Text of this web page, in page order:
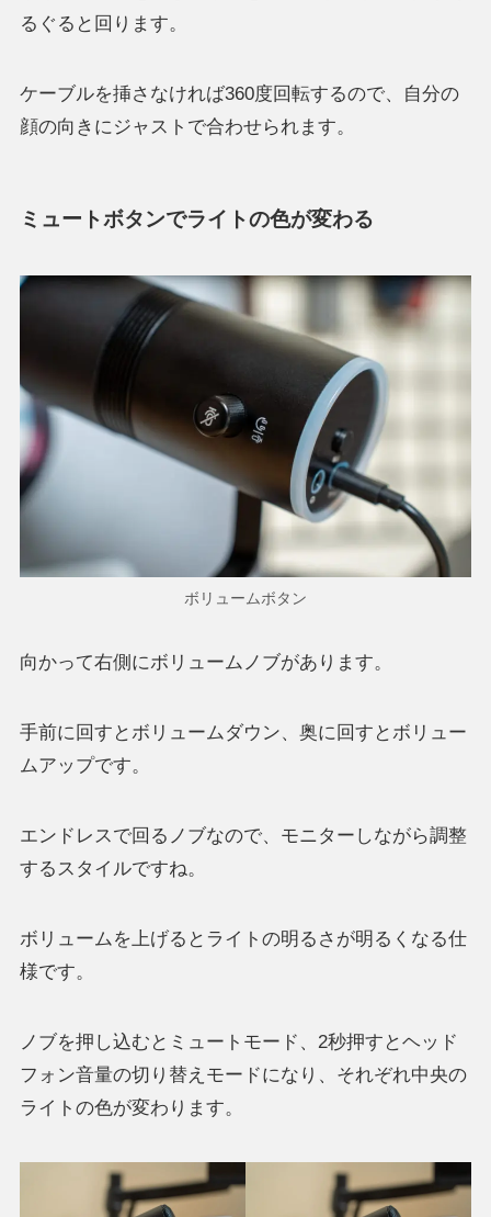
るぐると回ります。
ケーブルを挿さなければ360度回転するので、自分の
顔の向きにジャストで合わせられます。
ミュートボタンでライトの色が変わる
ボリュームボタン
向かって右側にボリュームノブがあります。
手前に回すとボリュームダウン、奥に回すとボリュー
ムアップです。
エンドレスで回るノブなので、モニターしながら調整
するスタイルですね。
ボリュームを上げるとライトの明るさが明るくなる仕
様です。
ノブを押し込むとミュートモード、2秒押すとヘッド
フォン音量の切り替えモードになり、それぞれ中央の
ライトの色が変わります。